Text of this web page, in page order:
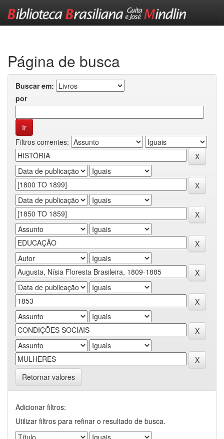
Página de busca
Buscar em:
por
Filtros correntes:
Retornar valores
Adicionar filtros:
Utilizar filtros para refinar o resultado de busca.